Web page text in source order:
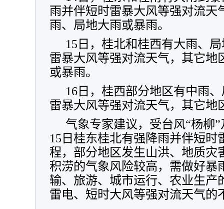
雨并伴短时雷暴大风等强对流天
雨、局地大雨或暴雨。
15日，桂北和桂西有大雨、
雷暴大风等强对流天气，其它地
或暴雨。
16日，桂西部分地区有中雨
雷暴大风等强对流天气，其它地
气象专家建议，受台风“杨柳
15日桂东桂北有强降雨并伴短
程，部分地区发生山洪、地质灾
积涝的气象风险较高，需做好暴
输、旅游、城市运行、农业生产
雷电、短时大风等强对流天气的